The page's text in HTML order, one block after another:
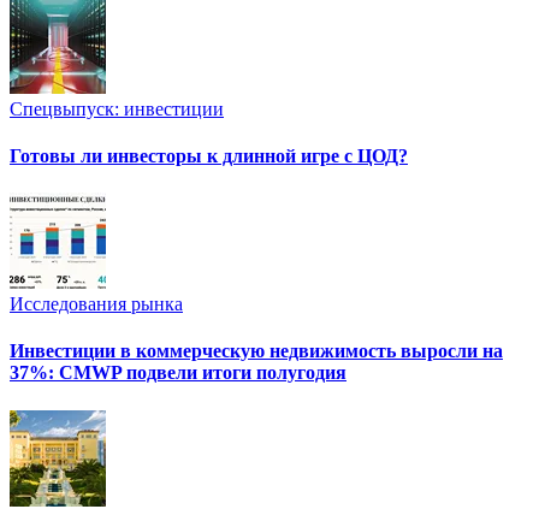
Спецвыпуск: инвестиции
Готовы ли инвесторы к длинной игре с ЦОД?
Исследования рынка
Инвестиции в коммерческую недвижимость выросли на
37%: CMWP подвели итоги полугодия